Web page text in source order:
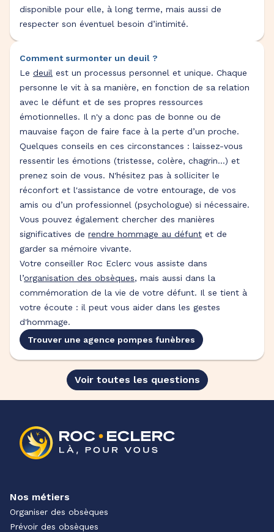
disponible pour elle, à long terme, mais aussi de
respecter son éventuel besoin d’intimité.
Comment surmonter un deuil ?
Le deuil est un processus personnel et unique. Chaque
personne le vit à sa manière, en fonction de sa relation
avec le défunt et de ses propres ressources
émotionnelles. Il n'y a donc pas de bonne ou de
mauvaise façon de faire face à la perte d’un proche.
Quelques conseils en ces circonstances : laissez-vous
ressentir les émotions (tristesse, colère, chagrin…) et
prenez soin de vous. N'hésitez pas à solliciter le
réconfort et l'assistance de votre entourage, de vos
amis ou d’un professionnel (psychologue) si nécessaire.
Vous pouvez également chercher des manières
significatives de rendre hommage au défunt et de
garder sa mémoire vivante.
Votre conseiller Roc Eclerc vous assiste dans
l’organisation des obsèques, mais aussi dans la
commémoration de la vie de votre défunt. Il se tient à
votre écoute : il peut vous aider dans les gestes
d'hommage.
Trouver une agence pompes funèbres
Voir toutes les questions
Nos métiers
Organiser des obsèques
Prévoir des obsèques